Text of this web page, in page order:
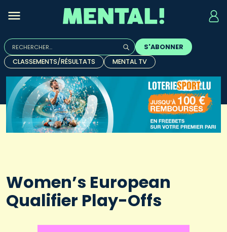
Rechercher :
Quand les résultats de l'auto-complétion sont
S'ABONNER
CLASSEMENTS/RÉSULTATS
MENTAL TV
Women’s European
Qualifier Play-Offs